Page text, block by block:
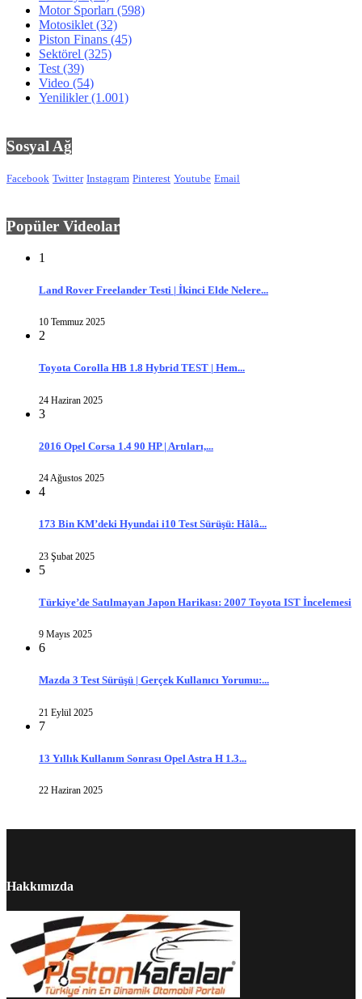
Motor Sporları (598)
Motosiklet (32)
Piston Finans (45)
Sektörel (325)
Test (39)
Video (54)
Yenilikler(1.001)
Sosyal Ağ
Facebook Twitter Instagram Pinterest Youtube Email
Popüler Videolar
1
Land Rover Freelander Testi | İkinci Elde Nelere...
10 Temmuz 2025
2
Toyota Corolla HB 1.8 Hybrid TEST | Hem...
24 Haziran 2025
3
2016 Opel Corsa 1.4 90 HP | Artıları,...
24 Ağustos 2025
4
173 Bin KM’deki Hyundai i10 Test Sürüşü: Hâlâ...
23 Şubat 2025
5
Türkiye’de Satılmayan Japon Harikası: 2007 Toyota IST İncelemesi
9 Mayıs 2025
6
Mazda 3 Test Sürüşü | Gerçek Kullanıcı Yorumu:...
21 Eylül 2025
7
13 Yıllık Kullanım Sonrası Opel Astra H 1.3...
22 Haziran 2025
Hakkımızda